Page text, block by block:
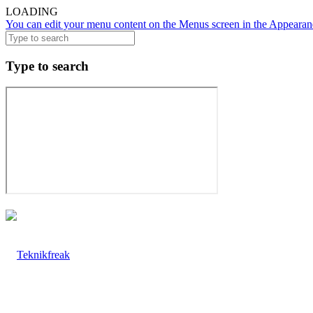
LOADING
You can edit your menu content on the Menus screen in the
Type to search